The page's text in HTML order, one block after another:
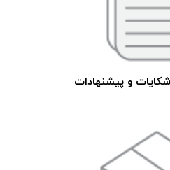
و پیشنهادات